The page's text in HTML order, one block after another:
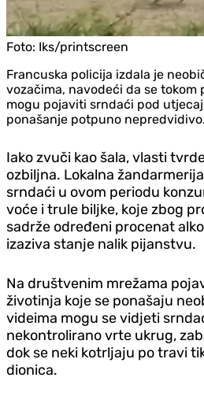
Foto: Iks/printscreen
Francuska policija izdala je
vozačima, navodeći da se tokom
mogu pojaviti srndaći pod
ponašanje potpuno nepredvidivo.
Iako zvuči kao šala, vlasti
ozbiljna. Lokalna
srndaći u ovom periodu
voće i trule biljke, koje zbog
sadrže određeni procenat
izaziva stanje nalik pijanstvu.
Na društvenim mrežama
životinja koje se ponašaju
videima mogu se vid‌jeti
nekontrolirano vrte ukrug,
dok se neki kotrljaju po travi
dionica.